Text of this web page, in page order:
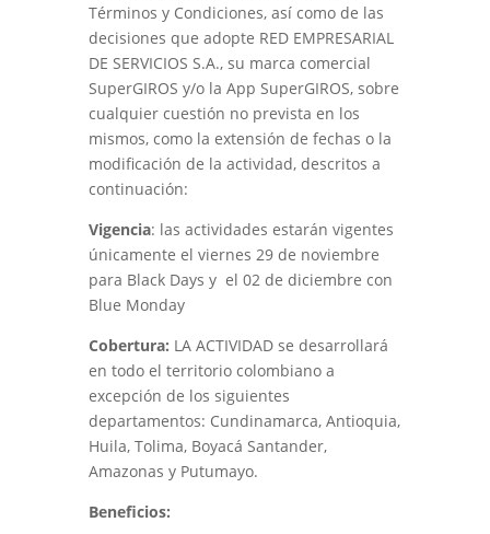
Términos y Condiciones, así como de las
decisiones que adopte RED EMPRESARIAL
DE SERVICIOS S.A., su marca comercial
SuperGIROS y/o la App SuperGIROS, sobre
cualquier cuestión no prevista en los
mismos, como la extensión de fechas o la
modificación de la actividad, descritos a
continuación:
Vigencia: las actividades estarán vigentes
únicamente el viernes 29 de noviembre
para Black Days y el 02 de diciembre con
Blue Monday
Cobertura: LA ACTIVIDAD se desarrollará
en todo el territorio colombiano a
excepción de los siguientes
departamentos: Cundinamarca, Antioquia,
Huila, Tolima, Boyacá Santander,
Amazonas y Putumayo.
Beneficios: